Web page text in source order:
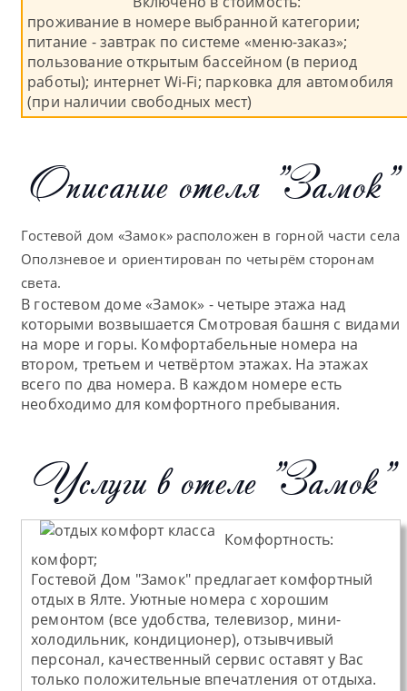
проживание в номере выбранной категории;
питание - завтрак по системе «меню-заказ»;
пользование открытым бассейном (в период
работы); интернет Wi-Fi; парковка для автомобиля
(при наличии свободных мест)
Описание отеля "Замок"
Гостевой дом «Замок» расположен в горной части села
Оползневое и ориентирован по четырём сторонам
света.
В гостевом доме «Замок» - четыре этажа над
которыми возвышается Смотровая башня с видами
на море и горы. Комфортабельные номера на
втором, третьем и четвёртом этажах. На этажах
всего по два номера. В каждом номере есть
необходимо для комфортного пребывания.
Услуги в отеле "Замок"
Комфортность:
комфорт;
Гостевой Дом "Замок" предлагает комфортный
отдых в Ялте. Уютные номера с хорошим
ремонтом (все удобства, телевизор, мини-
холодильник, кондиционер), отзывчивый
персонал, качественный сервис оставят у Вас
только положительные впечатления от отдыха.